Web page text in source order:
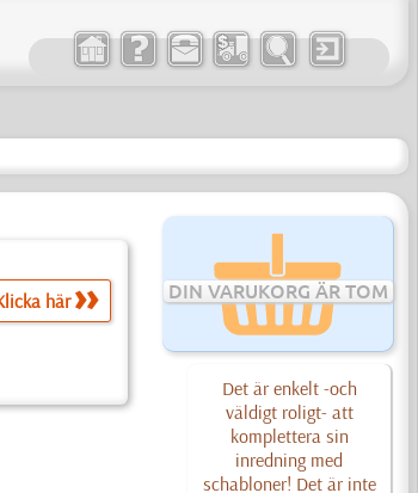
DIN VARUKORG ÄR TOM
Det är enkelt -och
väldigt roligt- att
komplettera sin
inredning med
schabloner! Det är inte
här